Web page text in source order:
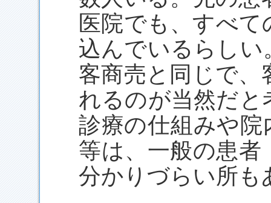
医院でも、すべ
込んでいるらし
客商売と同じで
れるのが当然だ
診療の仕組みや院
等は、一般の患
分かりづらい所も